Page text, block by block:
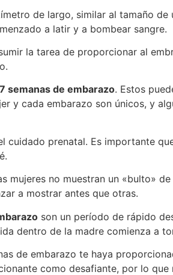
de largo, similar al tamaño
a latir y a bombear sangre.
la tarea de proporcionar al
7 semanas de embarazo. Estos
y cada embarazo son únicos, y
cuidado prenatal. Es importante
no muestran un «bulto»
a mostrar antes que otras.
son un período de rápido
dentro de la madre comienza a
de embarazo te haya
como desafiante, por lo